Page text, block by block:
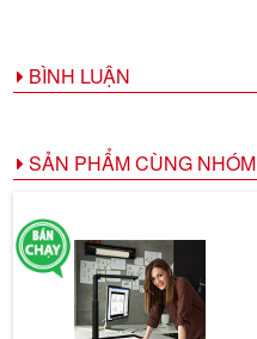
BÌNH LUẬN
SẢN PHẨM CÙNG NHÓM